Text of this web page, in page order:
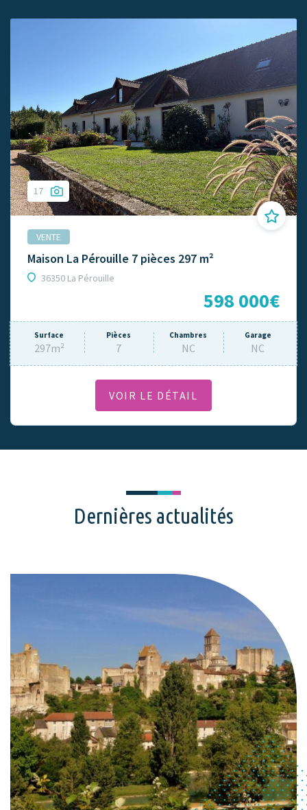
17
VENTE
Maison La Pérouille 7 pièces 297 m²
36350 La Pérouille
598 000€
Surface
297m²
Pièces
7
Chambres
NC
Garage
NC
VOIR LE DÉTAIL
Dernières actualités